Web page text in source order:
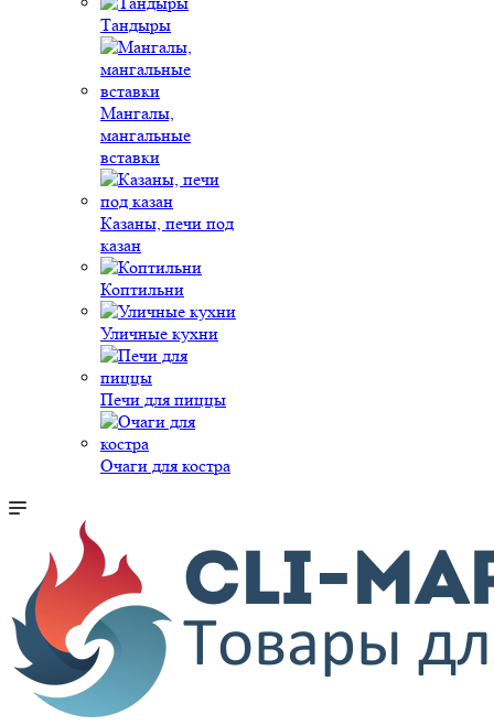
Тандыры
Мангалы,
мангальные
вставки
Казаны, печи под
казан
Коптильни
Уличные кухни
Печи для пиццы
Очаги для костра